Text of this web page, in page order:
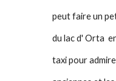
peut faire
du lac d'
taxi pour